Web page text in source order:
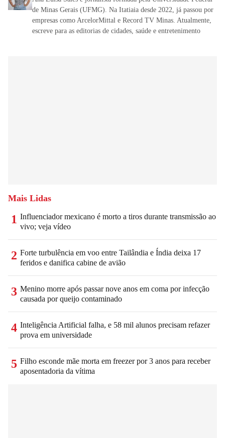
de Minas Gerais (UFMG). Na Itatiaia desde 2022, já passou por
empresas como ArcelorMittal e Record TV Minas. Atualmente,
escreve para as editorias de cidades, saúde e entretenimento
Mais Lidas
1 Influenciador mexicano é morto a tiros durante transmissão ao
vivo; veja vídeo
2 Forte turbulência em voo entre Tailândia e Índia deixa 17
feridos e danifica cabine de avião
3 Menino morre após passar nove anos em coma por infecção
causada por queijo contaminado
4 Inteligência Artificial falha, e 58 mil alunos precisam refazer
prova em universidade
5 Filho esconde mãe morta em freezer por 3 anos para receber
aposentadoria da vítima